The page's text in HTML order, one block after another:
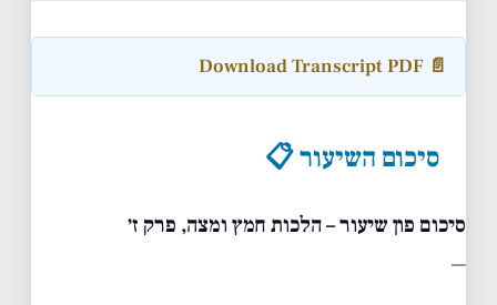
📄 Download Transcript PDF
סיכום השיעור 📋
סיכום פון שיעור – הלכות חמץ ומצה, פרק ז׳
—